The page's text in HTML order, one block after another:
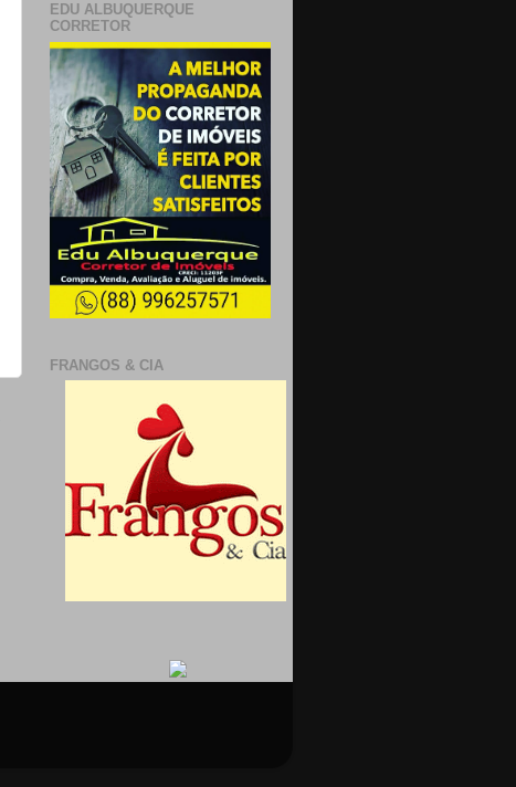
EDU ALBUQUERQUE
CORRETOR
FRANGOS & CIA